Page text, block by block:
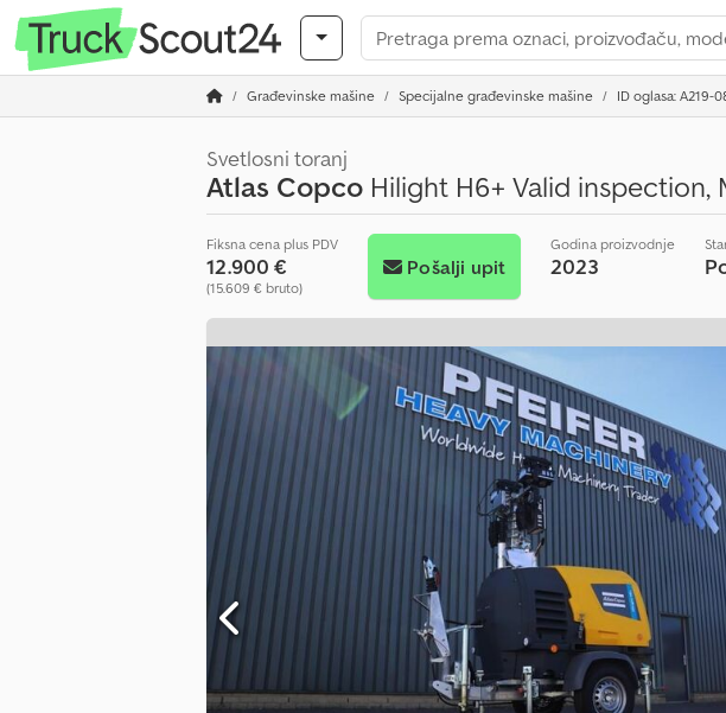
Građevinske mašine Specijalne građevinske mašine ID oglasa: A219-
Svetlosni toranj
Atlas Copco Hilight H6+ Valid inspection,
Fiksna cena plus PDV
12.900 €
(15.609 € bruto)
Pošalji upit
Godina proizvodnje
2023